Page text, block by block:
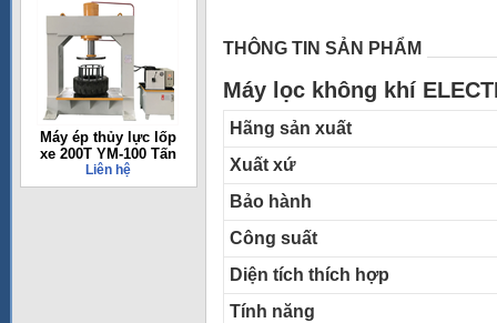
Máy ép thủy lực lốp
xe 200T YM-100 Tấn
Liên hệ
THÔNG TIN SẢN PHẨM
Máy lọc không khí
Hãng sản xuất
Xuất xứ
Bảo hành
Công suất
Diện tích thích hợp
Tính năng